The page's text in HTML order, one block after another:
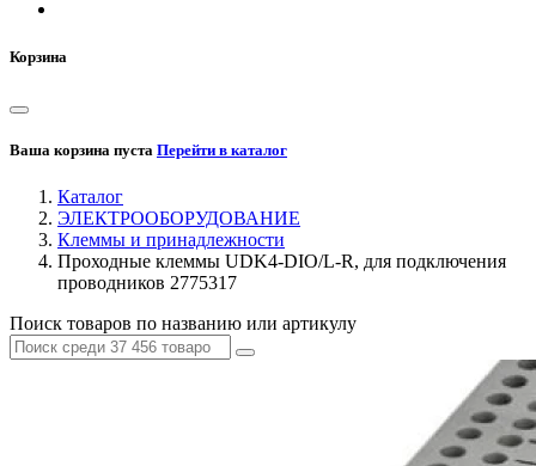
Корзина
Ваша корзина пуста Перейти в каталог
Каталог
ЭЛЕКТРООБОРУДОВАНИЕ
Клеммы и принадлежности
Проходные клеммы UDK4-DIO/L-R, для подключения
проводников 2775317
Поиск товаров по названию или артикулу